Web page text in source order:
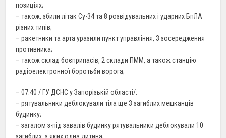
позиціях;
– також, збили літак Су-34 та 8 розвідувальних і ударних БпЛА
різних типів;
– ракетники та арта уразили пункт управління, 3 зосередження
противника;
– також склад боєприпасів, 2 склади ПММ, а також станцію
радіоелектронної боротьби ворога;
– 07.40 / ГУ ДСНС у Запорізькій області/:
– рятувальники деблокували тіла ще 3 загиблих мешканців
будинку;
– загалом з-під завалів будинку рятувальники деблокували 10